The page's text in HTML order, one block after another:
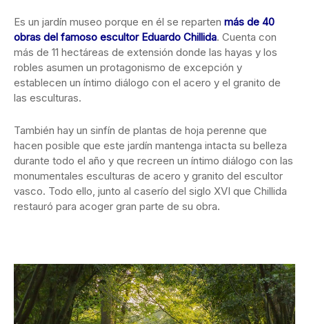
Es un jardín museo porque en él se reparten más de 40
obras del famoso escultor Eduardo Chillida. Cuenta con
más de 11 hectáreas de extensión donde las hayas y los
robles asumen un protagonismo de excepción y
establecen un íntimo diálogo con el acero y el granito de
las esculturas.
También hay un sinfín de plantas de hoja perenne que
hacen posible que este jardín mantenga intacta su belleza
durante todo el año y que recreen un íntimo diálogo con las
monumentales esculturas de acero y granito del escultor
vasco. Todo ello, junto al caserío del siglo XVI que Chillida
restauró para acoger gran parte de su obra.